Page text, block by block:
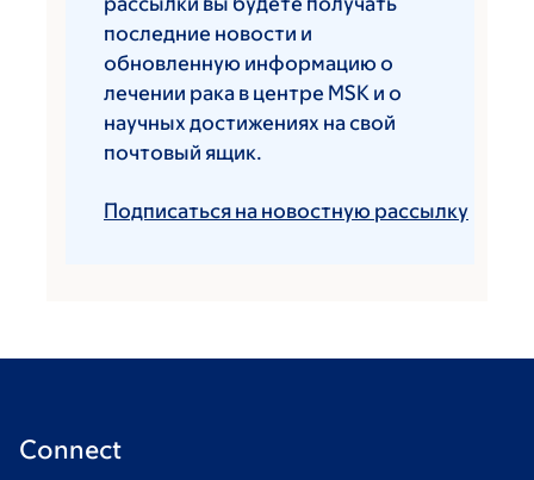
последние новости и
обновленную информацию о
лечении рака в центре MSK и о
научных достижениях на свой
почтовый ящик.
Подписаться на новостную рассылку
Connect